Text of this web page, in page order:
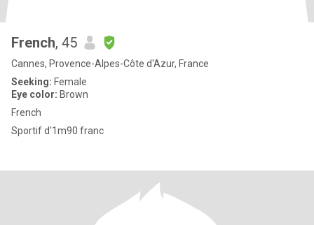
French, 45
Cannes, Provence-Alpes-Côte d'Azur, France
Seeking: Female
Eye color: Brown
French
Sportif d'1m90 franc